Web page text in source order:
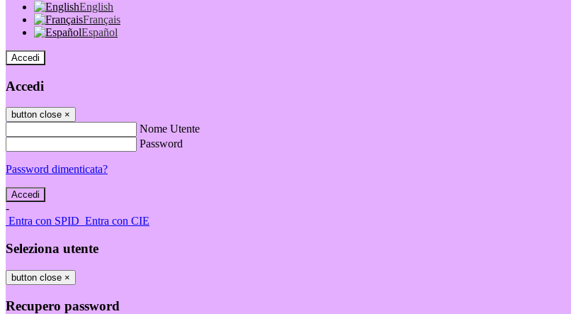
English
Français
Español
Accedi
Accedi
button close ×
Nome Utente
Password
Password dimenticata?
-
Entra con SPID Entra con CIE
Seleziona utente
button close ×
Recupero password